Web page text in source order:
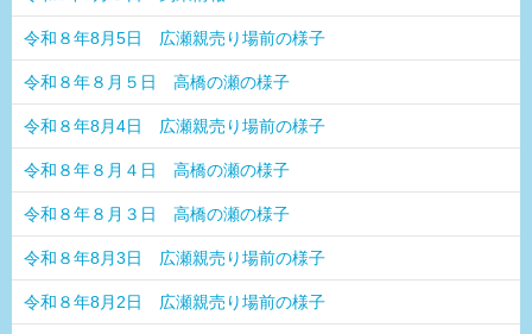
令和８年8月5日 広瀬親売り場前の様子
令和８年８月５日 高橋の瀬の様子
令和８年8月4日 広瀬親売り場前の様子
令和８年８月４日 高橋の瀬の様子
令和８年８月３日 高橋の瀬の様子
令和８年8月3日 広瀬親売り場前の様子
令和８年8月2日 広瀬親売り場前の様子